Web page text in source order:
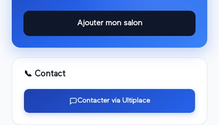
Ajouter mon salon
📞 Contact
Contacter via Ultiplace